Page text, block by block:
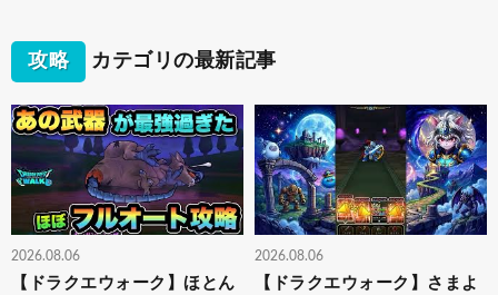
攻略 カテゴリの最新記事
2026.08.06
【ドラクエウォーク】ほとん
2026.08.06
【ドラクエウォーク】さまよ